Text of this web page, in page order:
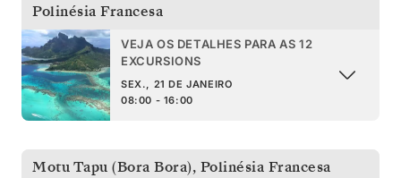
Polinésia Francesa
VEJA OS DETALHES PARA AS 12
EXCURSIONS
SEX., 21 DE JANEIRO
08:00 - 16:00
Motu Tapu (Bora Bora), Polinésia Francesa